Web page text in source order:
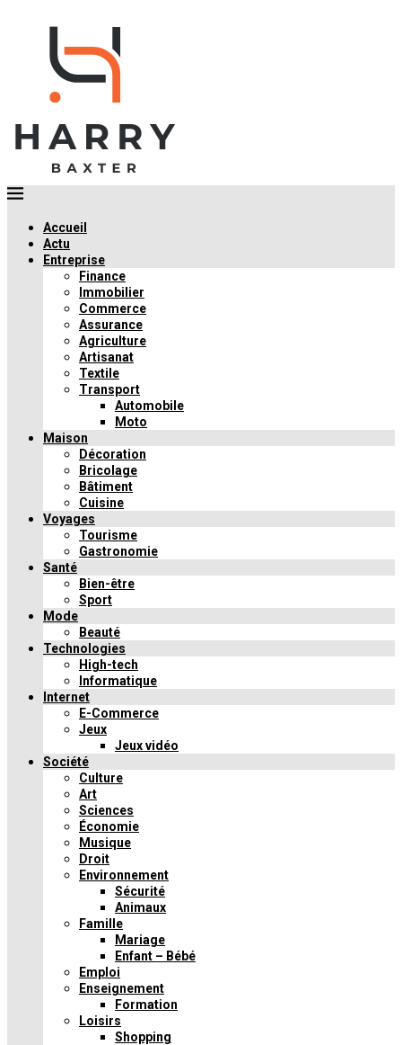
Accueil
Actu
Entreprise
Finance
Immobilier
Commerce
Assurance
Agriculture
Artisanat
Textile
Transport
Automobile
Moto
Maison
Décoration
Bricolage
Bâtiment
Cuisine
Voyages
Tourisme
Gastronomie
Santé
Bien-être
Sport
Mode
Beauté
Technologies
High-tech
Informatique
Internet
E-Commerce
Jeux
Jeux vidéo
Société
Culture
Art
Sciences
Économie
Musique
Droit
Environnement
Sécurité
Animaux
Famille
Mariage
Enfant – Bébé
Emploi
Enseignement
Formation
Loisirs
Shopping